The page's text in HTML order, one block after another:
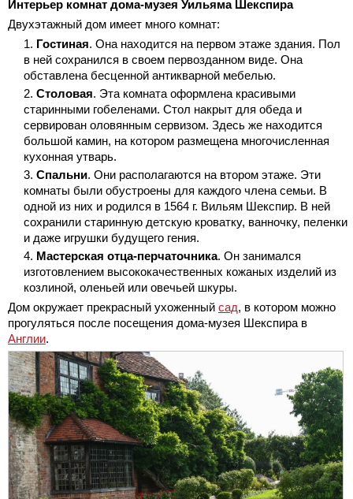
Интерьер комнат дома-музея Уильяма Шекспира
Двухэтажный дом имеет много комнат:
Гостиная. Она находится на первом этаже здания. Пол
в ней сохранился в своем первозданном виде. Она
обставлена бесценной антикварной мебелью.
Столовая. Эта комната оформлена красивыми
старинными гобеленами. Стол накрыт для обеда и
сервирован оловянным сервизом. Здесь же находится
большой камин, на котором размещена многочисленная
кухонная утварь.
Спальни. Они располагаются на втором этаже. Эти
комнаты были обустроены для каждого члена семьи. В
одной из них и родился в 1564 г. Вильям Шекспир. В ней
сохранили старинную детскую кроватку, ванночку, пеленки
и даже игрушки будущего гения.
Мастерская отца-перчаточника. Он занимался
изготовлением высококачественных кожаных изделий из
козлиной, оленьей или овечьей шкуры.
Дом окружает прекрасный ухоженный сад, в котором можно
прогуляться после посещения дома-музея Шекспира в
Англии.